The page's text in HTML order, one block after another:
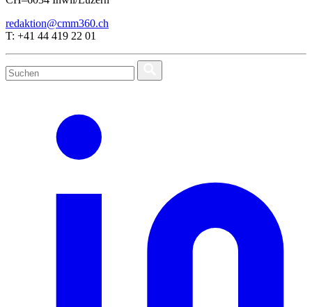
redaktion@cmm360.ch
T: +41 44 419 22 01